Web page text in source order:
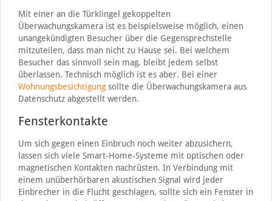
Mit einer an die Türklingel gekoppelten
Überwachungskamera ist es beispielsweise möglich, einen
unangekündigten Besucher über die Gegensprechstelle
mitzuteilen, dass man nicht zu Hause sei. Bei welchem
Besucher das sinnvoll sein mag, bleibt jedem selbst
überlassen. Technisch möglich ist es aber. Bei einer
Wohnungsbesichtigungsollte die Überwachungskamera aus
Datenschutz abgestellt werden.
Fensterkontakte
Um sich gegen einen Einbruch noch weiter abzusichern,
lassen sich viele Smart-Home-Systeme mit optischen oder
magnetischen Kontakten nachrüsten. In Verbindung mit
einem unüberhörbaren akustischen Signal wird jeder
Einbrecher in die Flucht geschlagen, sollte sich ein Fenster in